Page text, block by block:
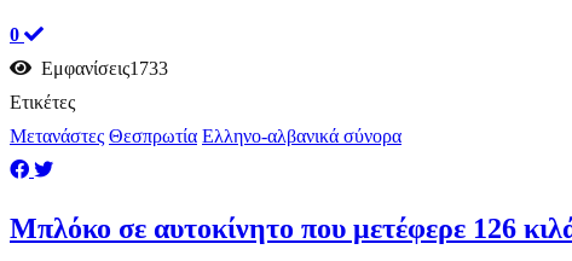
0
Εμφανίσεις1733
Ετικέτες
Μετανάστες Θεσπρωτία Ελληνο-αλβανικά σύνορα
Μπλόκο σε αυτοκίνητο που μετέφερε 126